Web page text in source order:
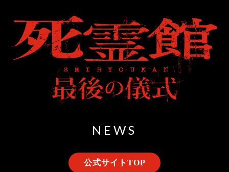
NEWS
公式サイトTOP